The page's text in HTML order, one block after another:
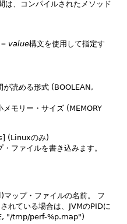
は、コンパイルされたメソッド
= value構文を使用して指定す
が読める形式 (BOOLEAN,
モリー・サイズ (MEMORY
] (Linuxのみ)
ファイルを書き込みます。
ップ・ファイルの名前。
フ
れている場合は、JVMのPIDに
"/tmp/perf-%p.map")